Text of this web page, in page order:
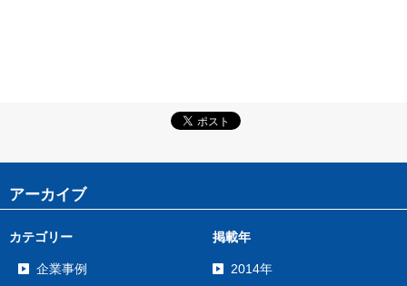
アーカイブ
カテゴリー
企業事例
掲載年
2014年